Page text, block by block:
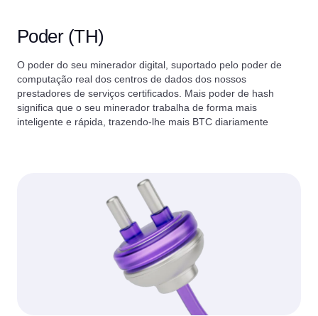
Poder (TH)
O poder do seu minerador digital, suportado pelo poder de
computação real dos centros de dados dos nossos
prestadores de serviços certificados. Mais poder de hash
significa que o seu minerador trabalha de forma mais
inteligente e rápida, trazendo-lhe mais BTC diariamente